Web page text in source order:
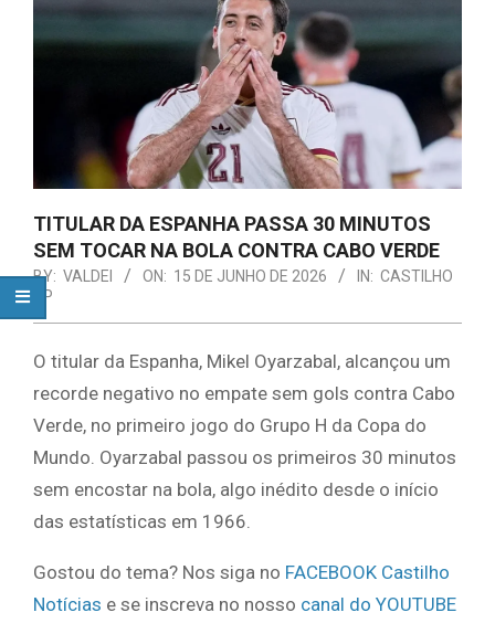
TITULAR DA ESPANHA PASSA 30 MINUTOS
SEM TOCAR NA BOLA CONTRA CABO VERDE
BY: VALDEI ON: 15 DE JUNHO DE 2026 IN: CASTILHO
SP
O titular da Espanha, Mikel Oyarzabal, alcançou um
recorde negativo no empate sem gols contra Cabo
Verde, no primeiro jogo do Grupo H da Copa do
Mundo. Oyarzabal passou os primeiros 30 minutos
sem encostar na bola, algo inédito desde o início
das estatísticas em 1966.
Gostou do tema? Nos siga no FACEBOOK Castilho
Notícias e se inscreva no nosso canal do YOUTUBE